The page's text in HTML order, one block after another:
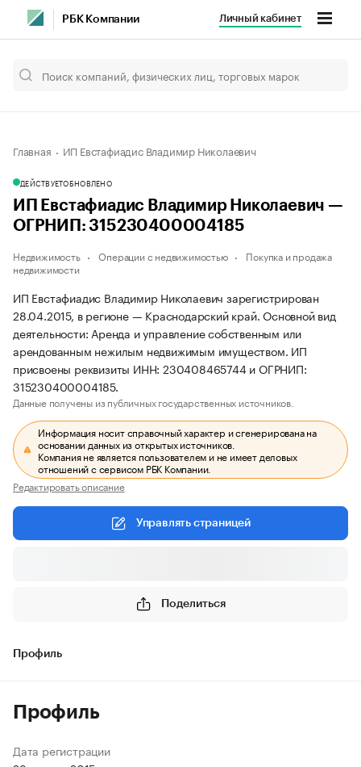
РБК Компании Личный кабинет
Главная ИП Евстафиадис Владимир Николаевич
ДЕЙСТВУЕТОБНОВЛЕНО
ИП Евстафиадис Владимир Николаевич —
ОГРНИП: 315230400004185
Недвижимость Операции с недвижимостью
Покупка и продажа
недвижимости
ИП Евстафиадис Владимир Николаевич зарегистрирован
28.04.2015, в регионе — Краснодарский край. Основной вид
деятельности: Аренда и управление собственным или
арендованным нежилым недвижимым имуществом. ИП
присвоены реквизиты ИНН: 230408465744 и ОГРНИП:
315230400004185.
Данные получены из публичных государственных источников.
Информация носит справочный характер и сгенерирована на
основании данных из открытых источников.
Компания не является пользователем и не имеет деловых
отношений с сервисом РБК Компании.
Редактировать описание
Управлять страницей
Поделиться
Профиль
Профиль
Дата регистрации